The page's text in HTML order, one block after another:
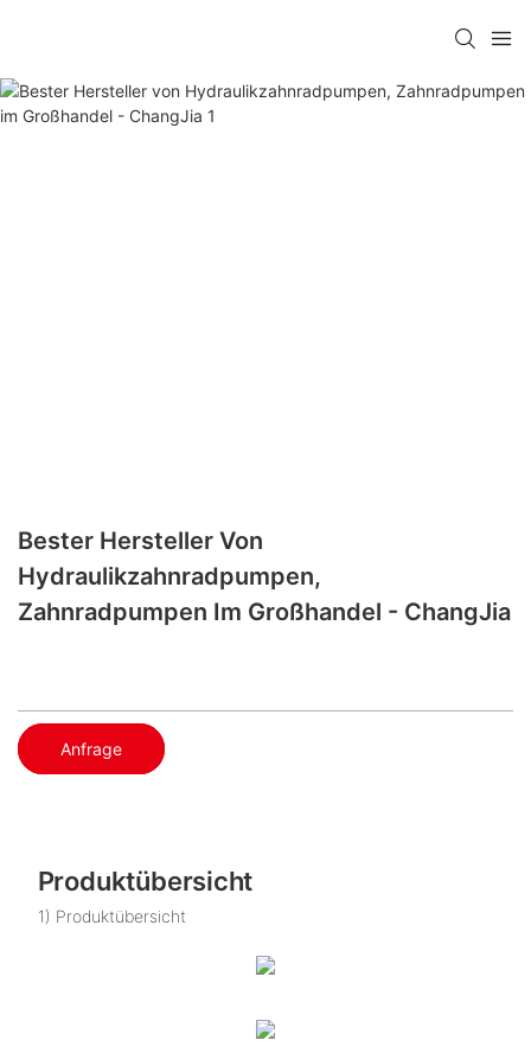
Bester Hersteller Von
Hydraulikzahnradpumpen,
Zahnradpumpen Im Großhandel - ChangJia
Anfrage
Produktübersicht
1) Produktübersicht